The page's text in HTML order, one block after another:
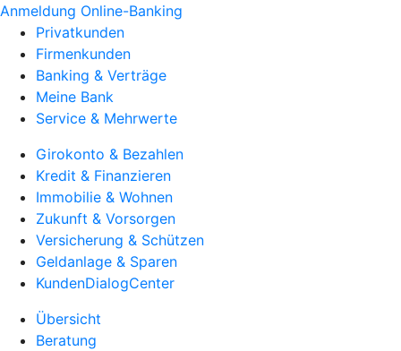
Anmeldung Online-Banking
Privatkunden
Firmenkunden
Banking & Verträge
Meine Bank
Service & Mehrwerte
Girokonto & Bezahlen
Kredit & Finanzieren
Immobilie & Wohnen
Zukunft & Vorsorgen
Versicherung & Schützen
Geldanlage & Sparen
KundenDialogCenter
Übersicht
Beratung